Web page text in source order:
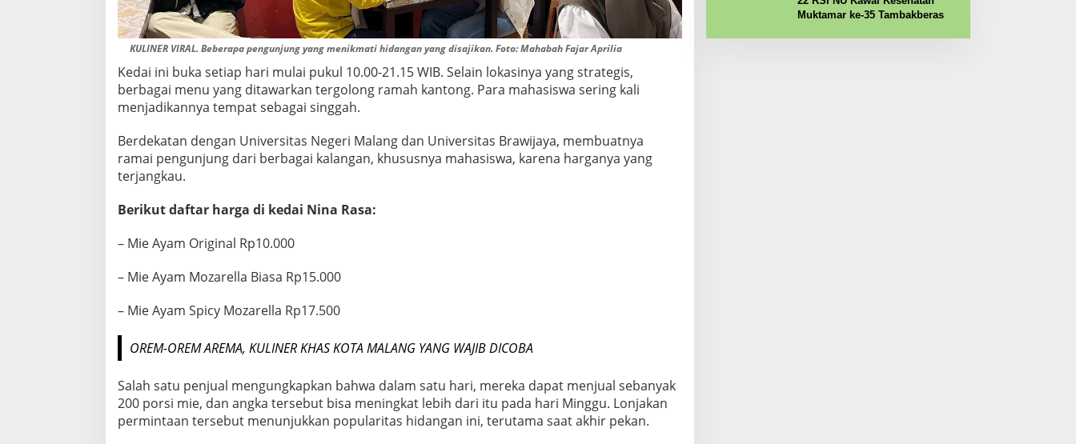
KULINER VIRAL. Beberapa pengunjung yang menikmati hidangan yang disajikan. Foto: Mahabah Fajar Aprilia
Kedai ini buka setiap hari mulai pukul 10.00-21.15 WIB. Selain lokasinya yang strategis,
berbagai menu yang ditawarkan tergolong ramah kantong. Para mahasiswa sering kali
menjadikannya tempat sebagai singgah.
Berdekatan dengan Universitas Negeri Malang dan Universitas Brawijaya, membuatnya
ramai pengunjung dari berbagai kalangan, khususnya mahasiswa, karena harganya yang
terjangkau.
Berikut daftar harga di kedai Nina Rasa:
– Mie Ayam Original Rp10.000
– Mie Ayam Mozarella Biasa Rp15.000
– Mie Ayam Spicy Mozarella Rp17.500
OREM-OREM AREMA, KULINER KHAS KOTA MALANG YANG WAJIB DICOBA
Salah satu penjual mengungkapkan bahwa dalam satu hari, mereka dapat menjual sebanyak
200 porsi mie, dan angka tersebut bisa meningkat lebih dari itu pada hari Minggu. Lonjakan
permintaan tersebut menunjukkan popularitas hidangan ini, terutama saat akhir pekan.
Muktamar ke-35 Tambakberas